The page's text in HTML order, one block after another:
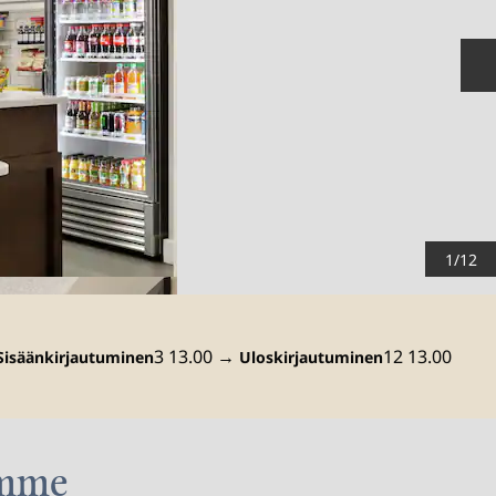
1/12
3 13.00 → Uloskirjautuminen12 13.00